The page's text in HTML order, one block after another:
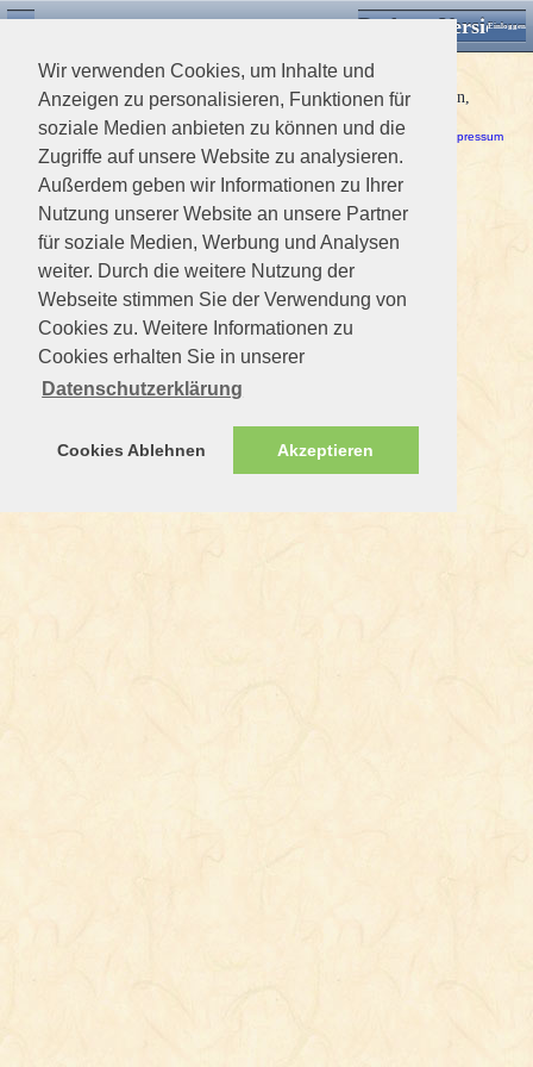
Wir verwenden Cookies, um Inhalte und
Anzeigen zu personalisieren, Funktionen für
soziale Medien anbieten zu können und die
Zugriffe auf unsere Website zu analysieren.
Außerdem geben wir Informationen zu Ihrer
Nutzung unserer Website an unsere Partner
für soziale Medien, Werbung und Analysen
weiter. Durch die weitere Nutzung der
Webseite stimmen Sie der Verwendung von
Cookies zu. Weitere Informationen zu
Cookies erhalten Sie in unserer
Datenschutzerklärung
Cookies Ablehnen Akzeptieren
Desktop VersionEinloggen
Datenbankfehler
Bitte versuchen Sie es nochmal. Sollte der Fehler wieder auftreten,
informieren Sie bitte den Administrator.
Haftungsausschluss / Nutzungsbedingungen-Datenschutzerklärung Impressum